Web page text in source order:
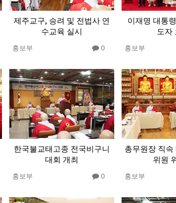
제주교구, 승려 및 전법사 연
수교육 실시
홍보부 0
이재명 대통
도자
홍보부
한국불교태고종 전국비구니
대회 개최
홍보부 0
총무원장 직
위원
홍보부